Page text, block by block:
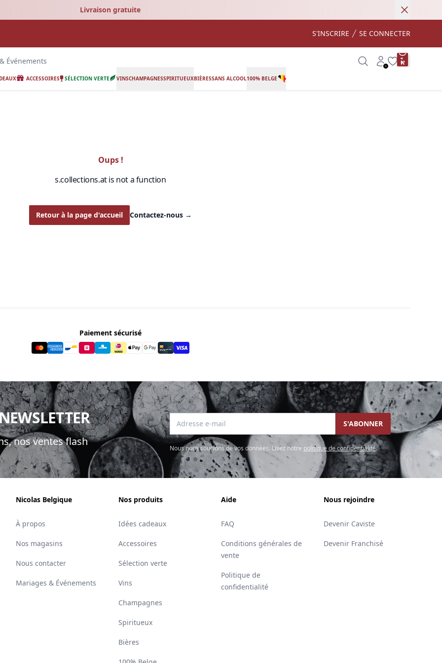
Livraison gratuite Annuler
S'INSCRIRE SE CONNECTER
Événements SearchAccount
Wishlistproduct
ACCESSOIRES SÉLECTION VERTE VINSCHAMPAGNESSPIRITUEUXBIÈRESSANS ALCOOL100% BELGE
Oups !
s.collections.at is not a function
Retour à la page d'accueil Contactez-nous →
Paiement sécurisé
nos ventes flash
Adresse e-mail S'ABONNER
Nous nous soucions de vos données. Lisez notre politique de confidentialité.
Nicolas Belgique
À propos
Nos magasins
Nous contacter
Mariages & Événements
Nos produits
Idées cadeaux
Accessoires
Sélection verte
Vins
Champagnes
Spiritueux
Bières
Aide
FAQ
Conditions générales de
vente
Politique de
confidentialité
Nous rejoindre
Devenir Caviste
Devenir Franchisé